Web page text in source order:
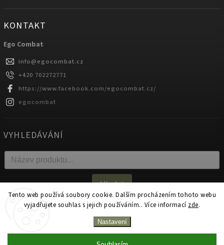
Tento web používá soubory cookie. Dalším procházením tohoto webu
vyjadřujete souhlas s jejich používáním.. Více informací zde.
Nastavení
KONTAKT
Ego Combat
info@egocombat.cz
+420 702272771
https://www.facebook.com/egocombat.cz/
egocombat
VYHLEDÁVÁNÍ
Hledat
egocombat.cz. Všechna práva vyhrazena.
Upravit nastavení cookies